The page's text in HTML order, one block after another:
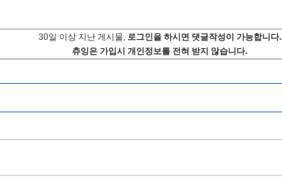
30일 이상 지난 게시물, 로그인을 하시면 댓글작성이 가능합니다.
츄잉은 가입시 개인정보를 전혀 받지 않습니다.